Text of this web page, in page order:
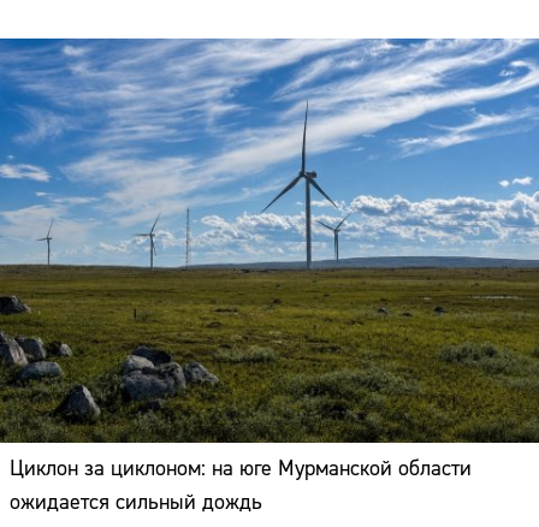
Циклон за циклоном: на юге Мурманской области
ожидается сильный дождь